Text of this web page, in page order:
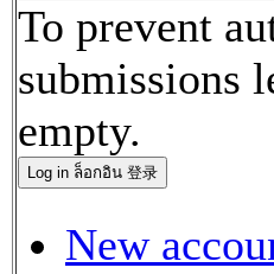
To prevent
submissions
empty.
New